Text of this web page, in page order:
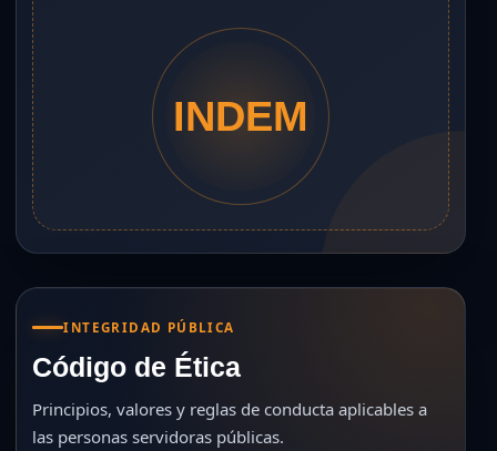
INDEM
INTEGRIDAD PÚBLICA
Código de Ética
Principios, valores y reglas de conducta aplicables a
las personas servidoras públicas.